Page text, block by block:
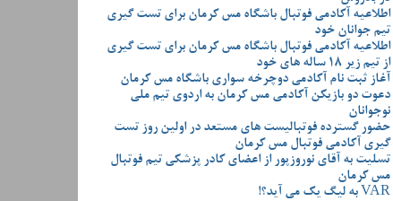
اطلاعیه آکادمی فوتبال باشگاه مس کرمان برای تست گیری
تیم جوانان خود
اطلاعیه آکادمی فوتبال باشگاه مس کرمان برای تست گیری
از تیم زیر 18 ساله های خود
آغاز ثبت نام آکادمی دوچرخه سواری باشگاه مس کرمان
دعوت دو بازیکن آکادمی مس کرمان به اردوی تیم ملی
نوجوانان
حضور گسترده فوتبالیست های مستعد در اولین روز تست
گیری آکادمی فوتبال مس کرمان
تسلیت به آقای نوروزپور از اعضای کادر پزشکی تیم فوتبال
مس کرمان
VAR به لیگ یک می آید؟!